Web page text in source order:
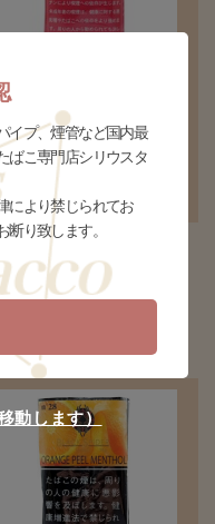
税込)
個
イプ、煙管など国内最
ばこ専門店シリウスタ
により禁じられてお
り致します。
動します）